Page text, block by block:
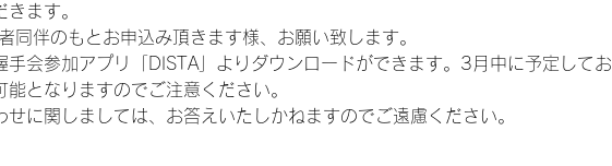
ます。
伴のもとお申込み頂きます様、お願い致します。
会参加アプリ「DISTA」よりダウンロードができます。3月中に予定してお
となりますのでご注意ください。
に関しましては、お答えいたしかねますのでご遠慮ください。